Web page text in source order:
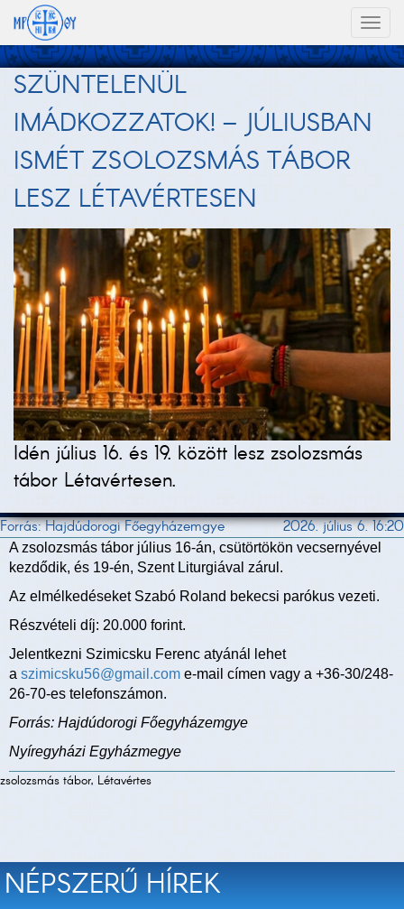
SZÜNTELENÜL
IMÁDKOZZATOK! – JÚLIUSBAN
ISMÉT ZSOLOZSMÁS TÁBOR
LESZ LÉTAVÉRTESEN
Idén július 16. és 19. között lesz zsolozsmás
tábor Létavértesen.
Forrás: Hajdúdorogi Főegyházemgye 2026. július 6. 16:20
A zsolozsmás tábor július 16-án, csütörtökön vecsernyével
kezdődik, és 19-én, Szent Liturgiával zárul.
Az elmélkedéseket Szabó Roland bekecsi parókus vezeti.
Részvételi díj: 20.000 forint.
Jelentkezni Szimicsku Ferenc atyánál lehet
a szimicsku56@gmail.com e-mail címen vagy a +36-30/248-
26-70-es telefonszámon.
Forrás: Hajdúdorogi Főegyházemgye
Nyíregyházi Egyházmegye
zsolozsmás tábor, Létavértes
NÉPSZERŰ HÍREK